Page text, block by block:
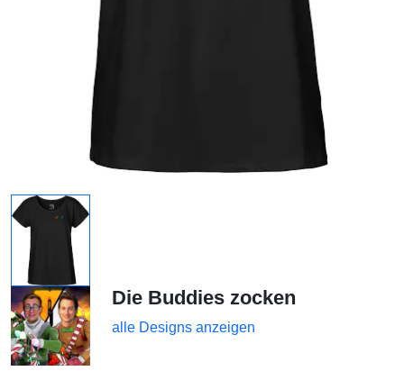
Die Buddies zocken
alle Designs anzeigen